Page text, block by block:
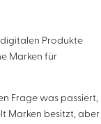
Produkte
Marken für
Frage was passiert,
Marken besitzt, aber